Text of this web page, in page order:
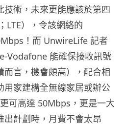
技術，未來更能應該於第四
LTE），令該網絡的
！而 UnwireLife 記者
Vodafone 能確保接收訊號
而言，機會頗高），配合相
用家建構全無線家居或辦公
可高達 50Mbps，更是一大
出計劃時，月費不會太昂